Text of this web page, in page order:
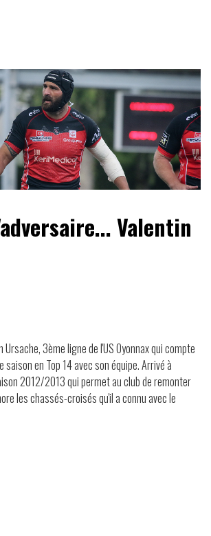
Valentin
3ème ligne de l'US Oyonnax qui compte
en Top 14 avec son équipe. Arrivé à
2012/2013 qui permet au club de remonter
les chassés-croisés qu'il a connu avec le